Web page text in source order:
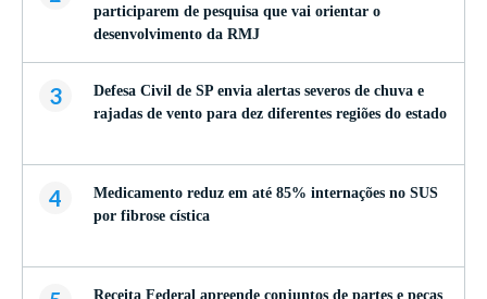
participarem de pesquisa que vai orientar o
desenvolvimento da RMJ
3
Defesa Civil de SP envia alertas severos de chuva e
rajadas de vento para dez diferentes regiões do estado
4
Medicamento reduz em até 85% internações no SUS
por fibrose cística
Receita Federal apreende conjuntos de partes e peças